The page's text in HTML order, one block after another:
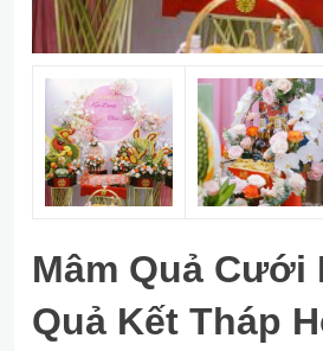
Mâm Quả Cưới
Quả Kết Tháp